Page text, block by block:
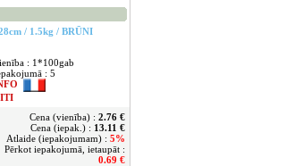
/ 1.5kg / BRŪNI
: 1*100gab
: 5
Cena (vienība) : 2.76 €
Cena (iepak.) : 13.11 €
Atlaide (iepakojumam) : 5%
Pērkot iepakojumā, ietaupāt :
0.69 €